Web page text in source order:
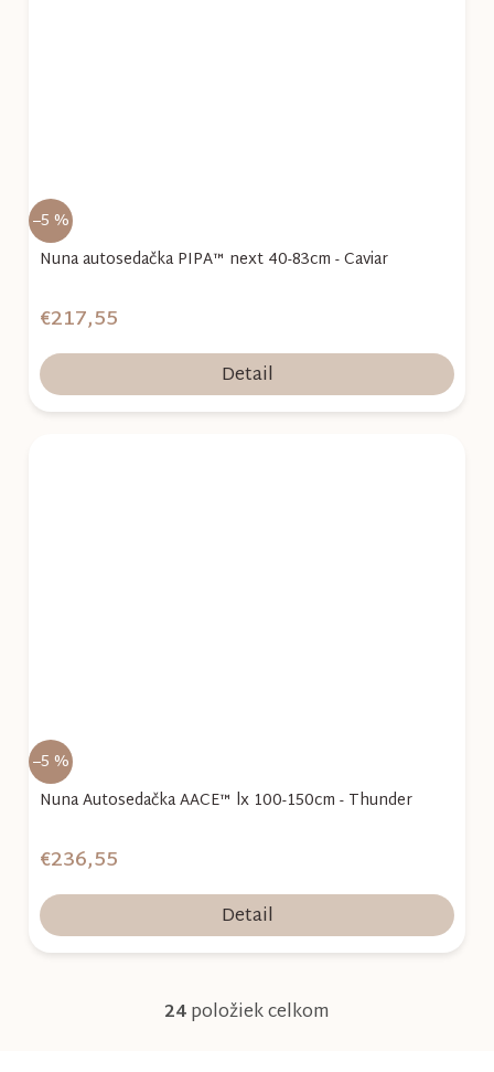
–5 %
Nuna autosedačka PIPA™ next 40-83cm - Caviar
€217,55
Detail
–5 %
Nuna Autosedačka AACE™ lx 100-150cm - Thunder
€236,55
Detail
24položiek celkom